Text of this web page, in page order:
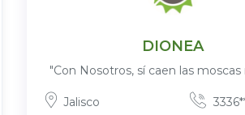
DIONEA
"Con Nosotros, sí caen las
Jalisco